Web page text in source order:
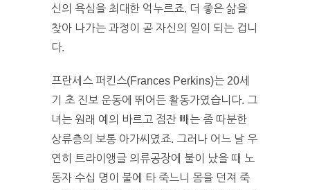
신의 욕심을 최대한 억누르죠. 더 좋은 삶을
찾아 나가는 과정이 곧 자신의 일이 되는 겁니
다.
프란세스 퍼킨스(Frances Perkins)는 20세
기 초 진보 운동에 뛰어든 활동가였습니다. 그
녀는 원래 예의 바르고 점잔 빼는 좀 따분한
상류층의 보통 아가씨였죠. 그러나 어느 날 우
연히 트라이앵글 의류공장에 불이 났을 때 노
동자 수십 명이 불에 타 죽느니 몸을 던져 죽